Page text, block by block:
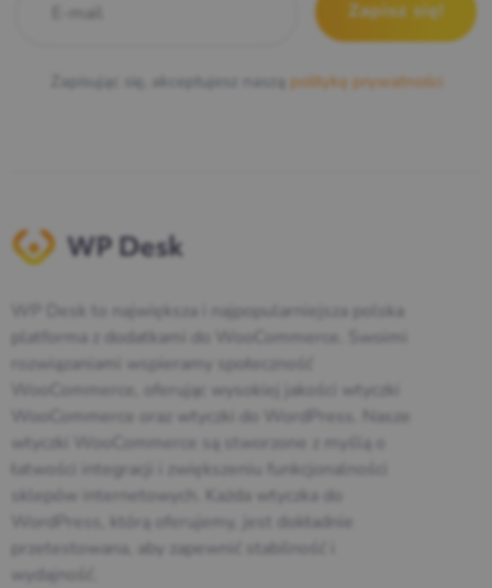
Zapisując się, akceptujesz naszą politykę prywatności
WP Desk to największa i najpopularniejsza polska
platforma z dodatkami do WooCommerce. Swoimi
rozwiązaniami wspieramy społeczność
WooCommerce, oferując wysokiej jakości wtyczki
WooCommerce oraz wtyczki do WordPress. Nasze
wtyczki WooCommerce są stworzone z myślą o
łatwości integracji i zwiększeniu funkcjonalności
sklepów internetowych. Każda wtyczka do
WordPress, którą oferujemy, jest dokładnie
przetestowana, aby zapewnić stabilność i
wydajność.